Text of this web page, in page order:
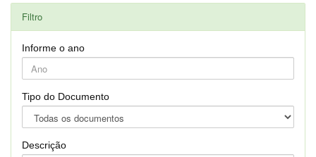
Filtro
Informe o ano
Tipo do Documento
Descrição